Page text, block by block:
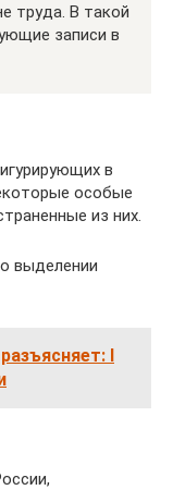
труда. В такой
записи в
в
особые
из них.
выделении
I